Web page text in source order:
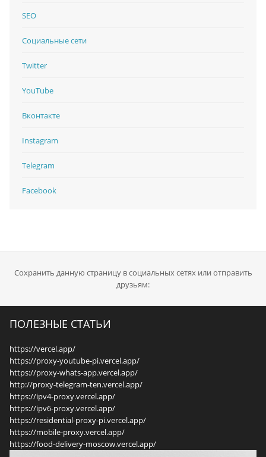
SEO
Социальные сети
Twitter
YouTube
Вконтакте
Instagram
Telegram
Facebook
Сохранить данную страницу в социальных сетях или отправить
друзьям:
ПОЛЕЗНЫЕ СТАТЬИ
https://vercel.app/
https://proxy-youtube-pi.vercel.app/
https://proxy-whats-app.vercel.app/
http://proxy-telegram-ten.vercel.app/
https://ipv4-proxy.vercel.app/
https://ipv6-proxy.vercel.app/
https://residential-proxy-pi.vercel.app/
https://mobile-proxy.vercel.app/
https://food-delivery-moscow.vercel.app/